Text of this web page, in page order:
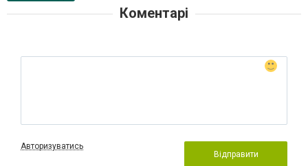
Коментарі
Авторизуватись
Відправити